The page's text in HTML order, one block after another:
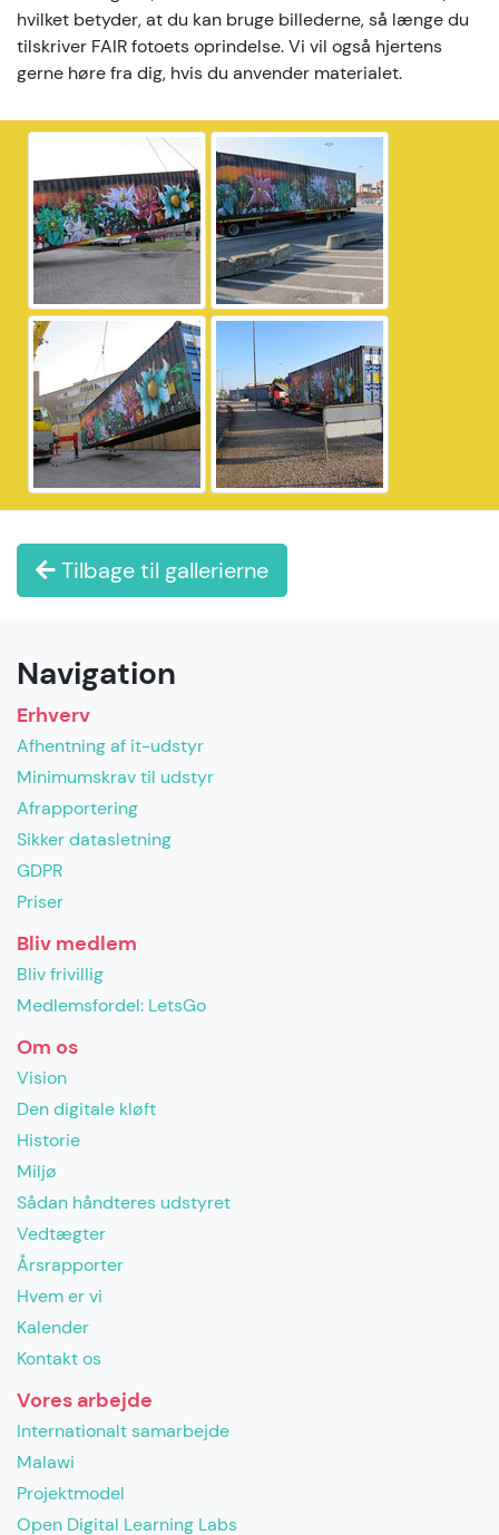
hvilket betyder, at du kan bruge billederne, så længe du
tilskriver FAIR fotoets oprindelse. Vi vil også hjertens
gerne høre fra dig, hvis du anvender materialet.
Tilbage til gallerierne
Navigation
Erhverv
Afhentning af it-udstyr
Minimumskrav til udstyr
Afrapportering
Sikker datasletning
GDPR
Priser
Bliv medlem
Bliv frivillig
Medlemsfordel: LetsGo
Om os
Vision
Den digitale kløft
Historie
Miljø
Sådan håndteres udstyret
Vedtægter
Årsrapporter
Hvem er vi
Kalender
Kontakt os
Vores arbejde
Internationalt samarbejde
Malawi
Projektmodel
Open Digital Learning Labs